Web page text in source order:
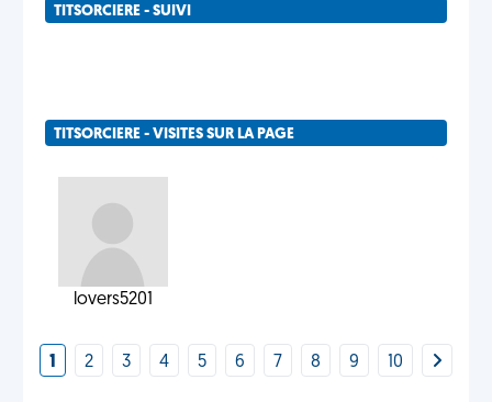
TITSORCIERE - SUIVI
TITSORCIERE - VISITES SUR LA PAGE
lovers5201
1 2 3 4 5 6 7 8 9 10